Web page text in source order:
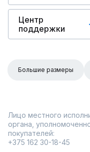
Центр
поддержки
Большие размеры
Лицо местного
органа,
покупателей:
+375 162 30-18-45